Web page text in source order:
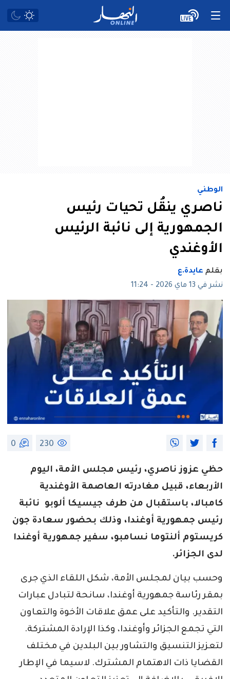
الوطني
ناصري ينقُل تحيات رئيس
الجمهورية إلى نائبة الرئيس
الأوغندي
بقلم عايدة.ع
نشر في 13 ماي 2026 - 11:24
230
0
حظي عزوز ناصري، رئيس مجلس الأمة، اليوم
الأربعاء، قبيل مغادرته العاصمة الأوغندية
كامبالا، باستقبال من طرف جيسيكا ألوبو نائبة
رئيس جمهورية أوغندا، وذلك بحضور سعادة جون
كريستوم ألنتوما نسامبو، سفير جمهورية أوغندا
لدى الجزائر.
وحسب بيان لمجلس الأمة، شكل اللقاء الذي جرى
بمقر رئاسة جمهورية أوغندا، سانحة لتبادل عبارات
التقدير. والتأكيد على عمق علاقات الأخوة والتعاون
التي تجمع الجزائر وأوغندا، وكذا الإرادة المشتركة.
لتعزيز التنسيق والتشاور بين البلدين في مختلف
القضايا ذات الاهتمام المشترك. لاسيما في الإطار